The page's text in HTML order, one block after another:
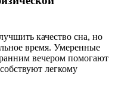
качество сна, но
время. Умеренные
вечером помогают
легкому